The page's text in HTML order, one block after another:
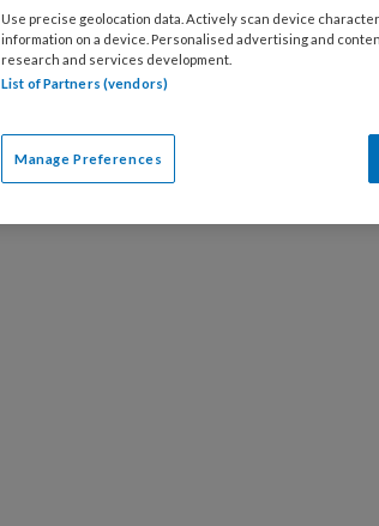
Kinderen met dyslexie hebben vaak
Is het hebben van comorbiditeit van
een behandeling krijgen voor hun
Use precise geolocation data. Actively scan device
information on a device. Personalised advertising and
research and services development.
List of Partners (vendors)
Manage Preferences